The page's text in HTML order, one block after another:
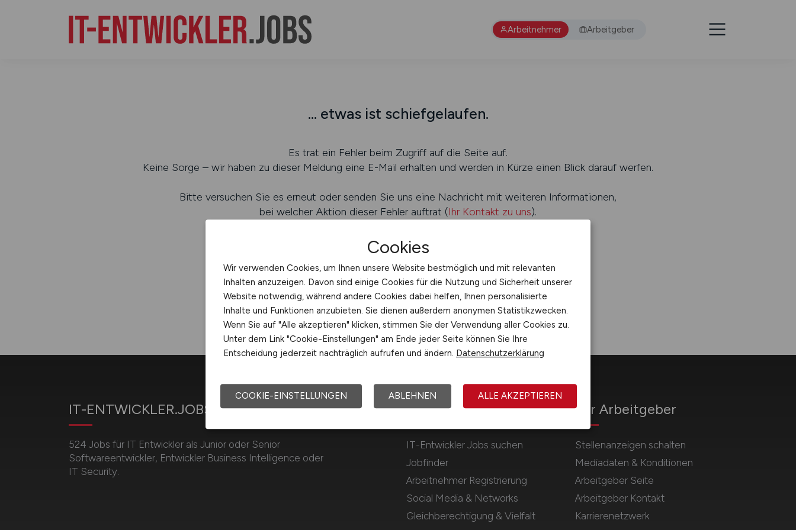
Arbeitnehmer Arbeitgeber
... etwas ist schiefgelaufen.
Es trat ein Fehler beim Zugriff auf die Seite auf.
Keine Sorge – wir haben zu dieser Meldung eine E-Mail erhalten und werden in Kürze einen Blick darauf werfen.
Bitte versuchen Sie es erneut oder senden Sie uns eine Nachricht mit weiteren Informationen,
bei welcher Aktion dieser Fehler auftrat (Ihr Kontakt zu uns).
IT-ENTWICKLER.JOBS
524 Jobs für IT Entwickler als Junior oder Senior
Softwareentwickler, Entwickler Business Intelligence oder
IT Security.
Für Arbeitnehmer
IT-Entwickler Jobs suchen
Jobfinder
Arbeitnehmer Registrierung
Social Media & Networks
Gleichberechtigung & Vielfalt
Für Arbeitgeber
Stellenanzeigen schalten
Mediadaten & Konditionen
Arbeitgeber Seite
Arbeitgeber Kontakt
Karrierenetzwerk
Cookies
Wir verwenden Cookies, um Ihnen unsere Website bestmöglich und mit relevanten
Inhalten anzuzeigen. Davon sind einige Cookies für die Nutzung und Sicherheit unserer
Website notwendig, während andere Cookies dabei helfen, Ihnen personalisierte
Inhalte und Funktionen anzubieten. Sie dienen außerdem anonymen Statistikzwecken.
Wenn Sie auf "Alle akzeptieren" klicken, stimmen Sie der Verwendung aller Cookies zu.
Unter dem Link "Cookie-Einstellungen" am Ende jeder Seite können Sie Ihre
Entscheidung jederzeit nachträglich aufrufen und ändern. Datenschutzerklärung
COOKIE-EINSTELLUNGEN ABLEHNEN ALLE AKZEPTIEREN